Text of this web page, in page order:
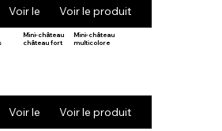
Voir le produitVoir le produit
Mini-château
château fort
Voir le produit
Mini-château
multicolore
Voir le produit